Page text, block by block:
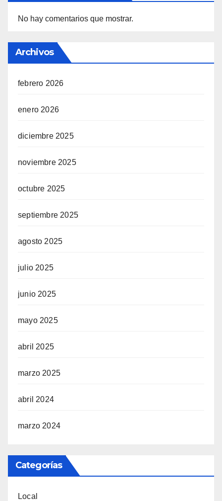
No hay comentarios que mostrar.
Archivos
febrero 2026
enero 2026
diciembre 2025
noviembre 2025
octubre 2025
septiembre 2025
agosto 2025
julio 2025
junio 2025
mayo 2025
abril 2025
marzo 2025
abril 2024
marzo 2024
Categorías
Local